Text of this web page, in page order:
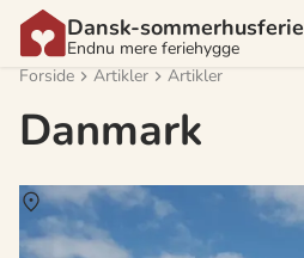
Dansk-sommerhusferie
Endnu mere feriehygge
Forside
Artikler Artikler
Danmark
OmHelsingør